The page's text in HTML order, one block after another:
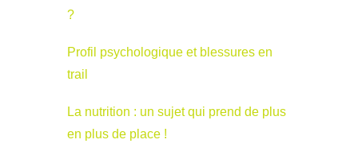
?
Profil psychologique et blessures en
trail
La nutrition : un sujet qui prend de plus
en plus de place !